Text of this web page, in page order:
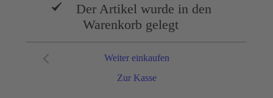
Der Artikel wurde in den
Warenkorb gelegt
Zur Kasse
Weiter einkaufen